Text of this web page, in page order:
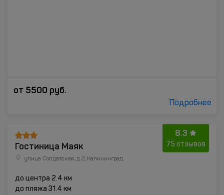
от 5500 руб.
Подробнее
8.3
75 отзывов
Гостиница Маяк
улица Солдатская, д.2, Калининград
до центра 2.4 км
до пляжа 31.4 км